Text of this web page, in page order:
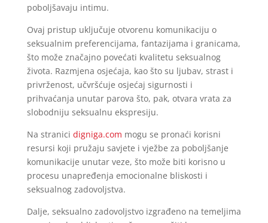
poboljšavaju intimu.
Ovaj pristup uključuje otvorenu komunikaciju o
seksualnim preferencijama, fantazijama i granicama,
što može značajno povećati kvalitetu seksualnog
života. Razmjena osjećaja, kao što su ljubav, strast i
privrženost, učvršćuje osjećaj sigurnosti i
prihvaćanja unutar parova što, pak, otvara vrata za
slobodniju seksualnu ekspresiju.
Na stranici digniga.com mogu se pronaći korisni
resursi koji pružaju savjete i vježbe za poboljšanje
komunikacije unutar veze, što može biti korisno u
procesu unapređenja emocionalne bliskosti i
seksualnog zadovoljstva.
Dalje, seksualno zadovoljstvo izgrađeno na temeljima